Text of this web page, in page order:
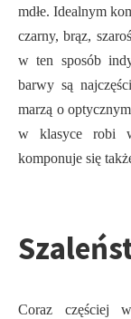
mdłe. Idealnym
czarny, brąz,
w ten sposób
barwy są
marzą o
w klasyce robi
komponuje się
Coraz częściej